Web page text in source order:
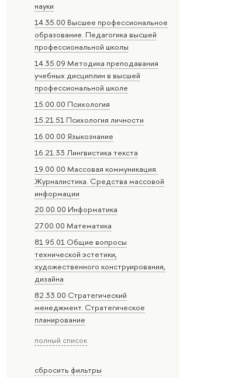
науки
14.35.00 Высшее профессиональное
образование. Педагогика высшей
профессиональной школы
14.35.09 Методика преподавания
учебных дисциплин в высшей
профессиональной школе
15.00.00 Психология
15.21.51 Психология личности
16.00.00 Языкознание
16.21.33 Лингвистика текста
19.00.00 Массовая коммуникация.
Журналистика. Средства массовой
информации
20.00.00 Информатика
27.00.00 Математика
81.95.01 Общие вопросы
технической эстетики,
художественного конструирования,
дизайна
82.33.00 Стратегический
менеджмент. Стратегическое
планирование
полный список
сбросить фильтры